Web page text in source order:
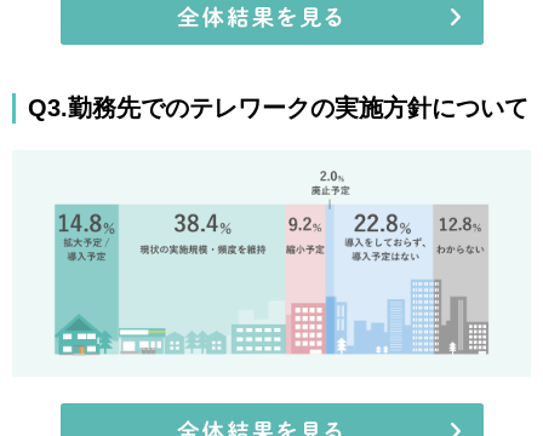
Q3.勤務先でのテレワークの実施方針について